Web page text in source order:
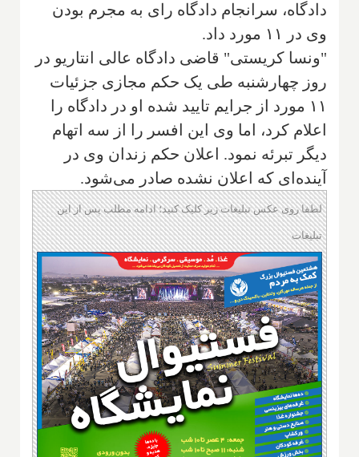
دادگاه، سرانجام دادگاه رای به مجرم بودن
وی در ۱۱ مورد داد.
"ونسا کریستی" قاضی دادگاه عالی انتاریو در
روز چهارشنبه طی یک حکم مجازی جزئیات
۱۱ مورد از جرایم تایید شده او در دادگاه را
اعلام کرد، اما وی این افسر را از سه اتهام
دیگر تبرئه نمود. اعلان حکم زندان وی در
آینده‌ای که اعلان نشده صادر می‌شود.
لطفا روی عکس تبلیغات زیر کلیک کنید؛ ادامه مطلب پس از این
تبلیغات